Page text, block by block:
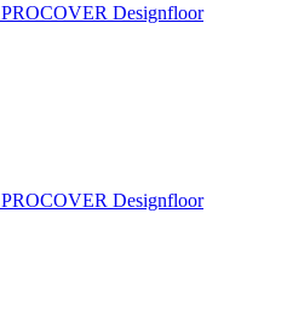
PROCOVER Designfloor
PROCOVER Designfloor